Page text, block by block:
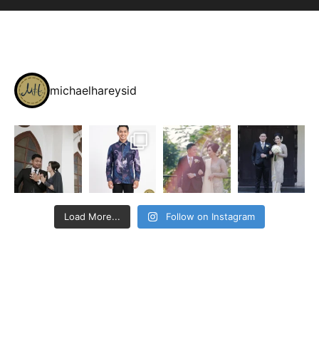
michaelhareysid
Load More... Follow on Instagram